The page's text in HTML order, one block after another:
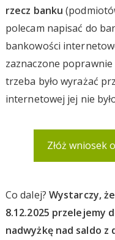
rzecz banku
polecam napisać do
bankowości
zaznaczone
trzeba było wyrażać
internetowej jej nie
Złóż wniosek
Co dalej? Wystarczy,
8.12.2025 przelejemy
nadwyżkę nad saldo z